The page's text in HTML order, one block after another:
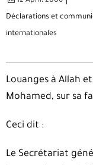
Déclarations et
internationales
Louanges à Allah
Mohamed, sur sa
Ceci dit :
Le Secrétariat